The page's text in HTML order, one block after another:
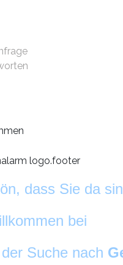
dass Sie da
bei
Suche nach